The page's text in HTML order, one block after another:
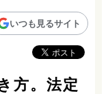
いつも見るサイト
方。法定